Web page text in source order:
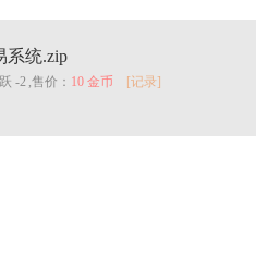
系统.zip
-2 ,售价： 10 金币
[记录]